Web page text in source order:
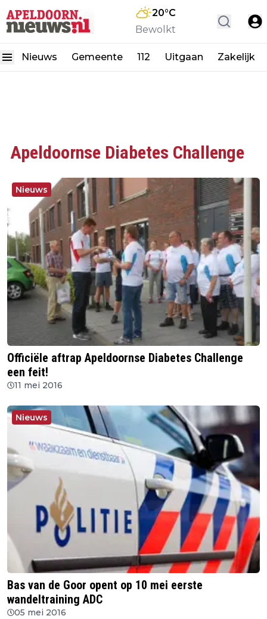
20°C
Bewolkt
Nieuws Gemeente 112 Uitgaan Zakelijk
Apeldoornse Diabetes Challenge
Nieuws
Officiële aftrap Apeldoornse Diabetes Challenge
een feit!
11 mei 2016
Nieuws
Bas van de Goor opent op 10 mei eerste
wandeltraining ADC
05 mei 2016